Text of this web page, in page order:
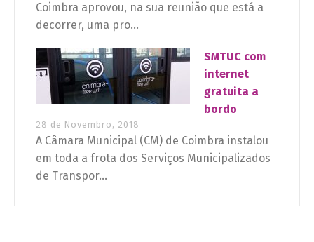
Coimbra aprovou, na sua reunião que está a
decorrer, uma pro...
SMTUC com
internet
gratuita a
bordo
28 de Novembro, 2018
A Câmara Municipal (CM) de Coimbra instalou
em toda a frota dos Serviços Municipalizados
de Transpor...